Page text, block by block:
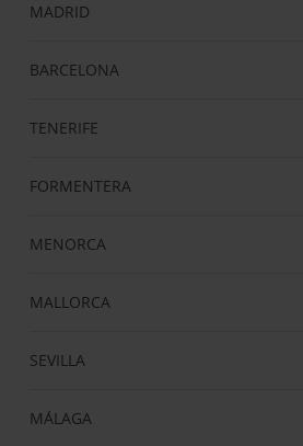
MADRID
BARCELONA
TENERIFE
FORMENTERA
MENORCA
MALLORCA
SEVILLA
MÁLAGA